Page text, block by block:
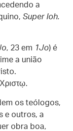
a
Super Ioh.
, 23 em 1Jo) é
a união
os teólogos,
e outros, a
obra boa,